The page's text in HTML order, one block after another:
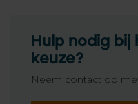
Hulp nodig bij
keuze?
Neem contact op